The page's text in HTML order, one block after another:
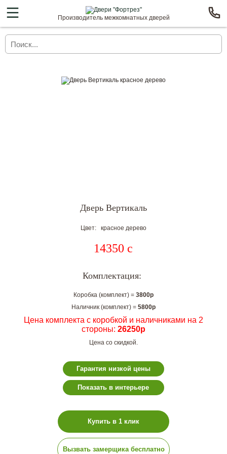
Производитель межкомнатных дверей
Дверь Вертикаль
Цвет: красное дерево
14350 c
Комплектация:
Коробка (комплект) = 3800р
Наличник (комплект) = 5800р
Цена комплекта с коробкой и наличниками на 2
стороны: 26250р
Цена со скидкой.
Гарантия низкой цены
Показать в интерьере
Купить в 1 клик
Вызвать замерщика бесплатно